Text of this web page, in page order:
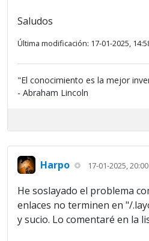
Saludos
Última modificación: 17-01-2025,
"El conocimiento es la mejor
- Abraham Lincoln
Harpo 17-01-2025, 20:00
He soslayado el problema
enlaces no terminen en "/
y sucio. Lo comentaré en la